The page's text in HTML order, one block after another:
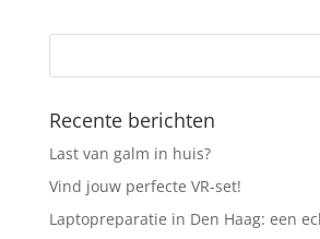
Recente berichten
Last van galm in huis?
Vind jouw perfecte VR-set!
Laptopreparatie in Den Haag: een